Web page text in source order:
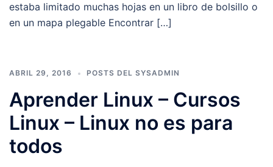
estaba limitado muchas hojas en un libro de bolsillo o
en un mapa plegable Encontrar […]
ABRIL 29, 2016 POSTS DEL SYSADMIN
Aprender Linux – Cursos
Linux – Linux no es para
todos